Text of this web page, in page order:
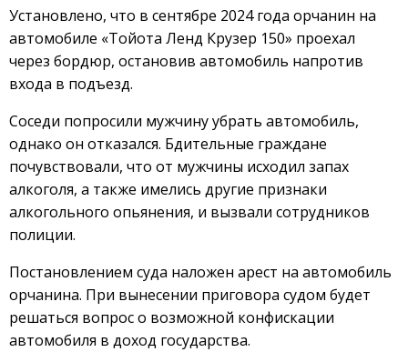
Установлено, что в сентябре 2024 года орчанин на
автомобиле «Тойота Ленд Крузер 150» проехал
через бордюр, остановив автомобиль напротив
входа в подъезд.
Соседи попросили мужчину убрать автомобиль,
однако он отказался. Бдительные граждане
почувствовали, что от мужчины исходил запах
алкоголя, а также имелись другие признаки
алкогольного опьянения, и вызвали сотрудников
полиции.
Постановлением суда наложен арест на автомобиль
орчанина. При вынесении приговора судом будет
решаться вопрос о возможной конфискации
автомобиля в доход государства.